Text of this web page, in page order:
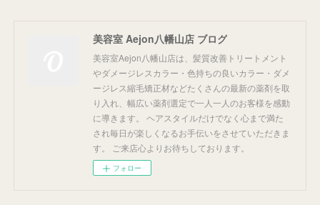
美容室 Aejon八幡山店 ブログ
美容室Aejon八幡山店は、髪質改善トリートメント
やダメージレスカラー・色持ちの良いカラー・ダメ
ージレス縮毛矯正材などたくさんの最新の薬剤を取
り入れ、幅広い薬剤選定で一人一人のお客様を感動
に導きます。 ヘアスタイルだけでなく心まで満た
され毎日が楽しくなるお手伝いをさせていただきま
す。 ご来店心よりお待ちしております。
フォロー